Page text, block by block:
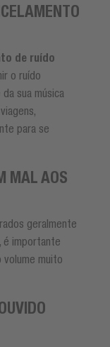
de ruído
o ruído
sua música
para se
MAL AOS
geralmente
é importante
volume muito